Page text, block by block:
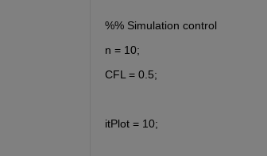
%% Simulation control
n = 10;
CFL = 0.5;
itPlot = 10;